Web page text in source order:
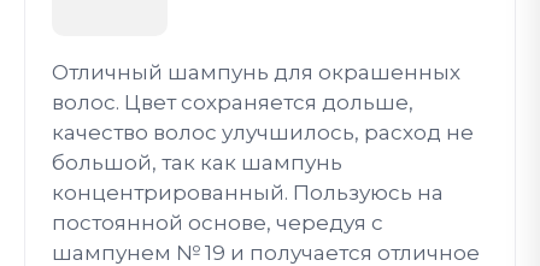
Отличный шампунь для окрашенных
волос. Цвет сохраняется дольше,
качество волос улучшилось, расход не
большой, так как шампунь
концентрированный. Пользуюсь на
постоянной основе, чередуя с
шампунем № 19 и получается отличное